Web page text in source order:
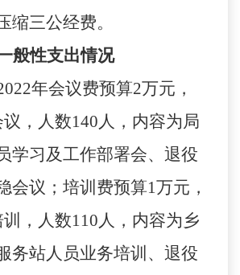
缩三公经费。
般性支出情况
年会议费预算2万元，
议，人数140 人，内容为局
学习及工作部署会、退役
会议；培训费预算1万元，
训，人数110 人，内容为乡
务站人员业务培训、退役